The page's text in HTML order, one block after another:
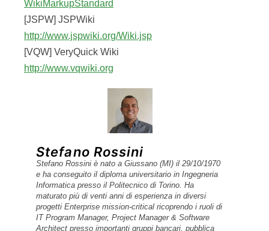
Stefano Rossini
e ha conseguito il diploma universitario in Ingegneria
Informatica presso il Politecnico di Torino. Ha
maturato più di venti anni di esperienza in diversi
progetti Enterprise mission-critical ricoprendo i ruoli di
Architect presso importanti gruppi bancari, pubblica
sanità, pubblica amministrazione e software house.
Attualmente ricopre il ruolo di Sofware Factory
Manager, Lean Change Agent ed Enterprise Architect
presso Capgemini.
Esperto in ambito di sanità pubblica come
Project/Program Manager per la governance dei
progetti IT strategici di Cartella Clinica Elettronica